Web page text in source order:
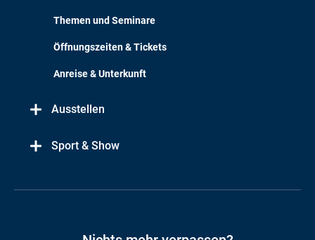
Themen und Seminare
Öffnungszeiten & Tickets
Anreise & Unterkunft
Ausstellen
Sport & Show